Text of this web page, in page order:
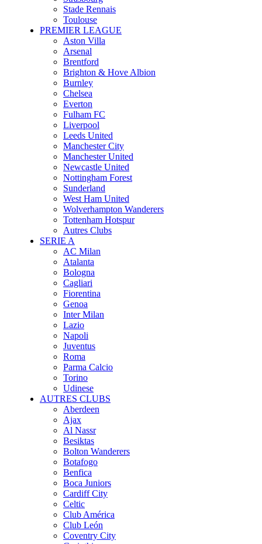
Stade Rennais
Toulouse
PREMIER LEAGUE
Aston Villa
Arsenal
Brentford
Brighton & Hove Albion
Burnley
Chelsea
Everton
Fulham FC
Liverpool
Leeds United
Manchester City
Manchester United
Newcastle United
Nottingham Forest
Sunderland
West Ham United
Wolverhampton Wanderers
Tottenham Hotspur
Autres Clubs
SERIE A
AC Milan
Atalanta
Bologna
Cagliari
Fiorentina
Genoa
Inter Milan
Lazio
Napoli
Juventus
Roma
Parma Calcio
Torino
Udinese
AUTRES CLUBS
Aberdeen
Ajax
Al Nassr
Besiktas
Bolton Wanderers
Botafogo
Benfica
Boca Juniors
Cardiff City
Celtic
Club América
Club León
Coventry City